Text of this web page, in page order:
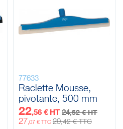
77633
Raclette Mousse,
pivotante, 500 mm
22,56 € HT 24,52 € HT
27,07 € TTC 29,42 € TTC